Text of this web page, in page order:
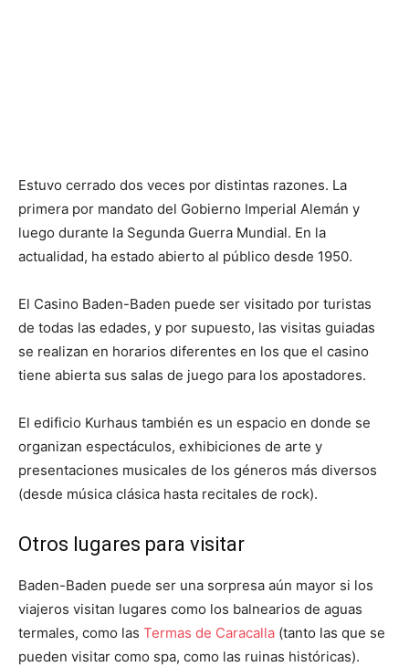
Estuvo cerrado dos veces por distintas razones. La
primera por mandato del Gobierno Imperial Alemán y
luego durante la Segunda Guerra Mundial. En la
actualidad, ha estado abierto al público desde 1950.
El Casino Baden-Baden puede ser visitado por turistas
de todas las edades, y por supuesto, las visitas guiadas
se realizan en horarios diferentes en los que el casino
tiene abierta sus salas de juego para los apostadores.
El edificio Kurhaus también es un espacio en donde se
organizan espectáculos, exhibiciones de arte y
presentaciones musicales de los géneros más diversos
(desde música clásica hasta recitales de rock).
Otros lugares para visitar
Baden-Baden puede ser una sorpresa aún mayor si los
viajeros visitan lugares como los balnearios de aguas
termales, como las Termas de Caracalla (tanto las que se
pueden visitar como spa, como las ruinas históricas).